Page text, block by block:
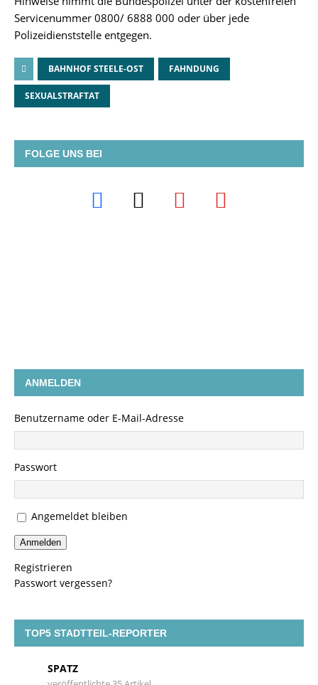
Servicenummer 0800/ 6888 000 oder über jede
Polizeidienststelle entgegen.
BAHNHOF STEELE-OST FAHNDUNG
SEXUALSTRAFTAT
FOLGE UNS BEI
ANMELDEN
Benutzername oder E-Mail-Adresse
Passwort
Angemeldet bleiben
Anmelden
Registrieren
Passwort vergessen?
TOP5 STADTTEIL-REPORTER
SPATZ